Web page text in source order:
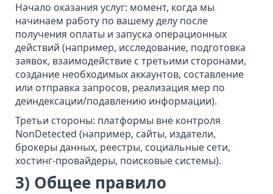
Начало оказания услуг: момент, когда мы
начинаем работу по вашему делу после
получения оплаты и запуска операционных
действий (например, исследование, подготовка
заявок, взаимодействие с третьими сторонами,
создание необходимых аккаунтов, составление
или отправка запросов, реализация мер по
деиндексации/подавлению информации).
Третьи стороны: платформы вне контроля
NonDetected (например, сайты, издатели,
брокеры данных, реестры, социальные сети,
хостинг-провайдеры, поисковые системы).
3) Общее правило